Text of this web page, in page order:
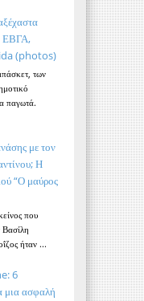
ΕΒΓΑ,
(photos)
των
παγωτά.
με τον
Η
“Ο μαύρος
που
Βασίλη
ήταν ...
6
μια ασφαλή